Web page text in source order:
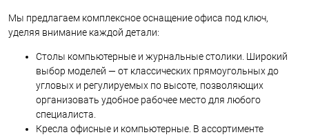
Мы предлагаем комплексное оснащение офиса под ключ,
уделяя внимание каждой детали:
Столы компьютерные и журнальные столики. Широкий
выбор моделей — от классических прямоугольных до
угловых и регулируемых по высоте, позволяющих
организовать удобное рабочее место для любого
специалиста.
Кресла офисные и компьютерные. В ассортименте